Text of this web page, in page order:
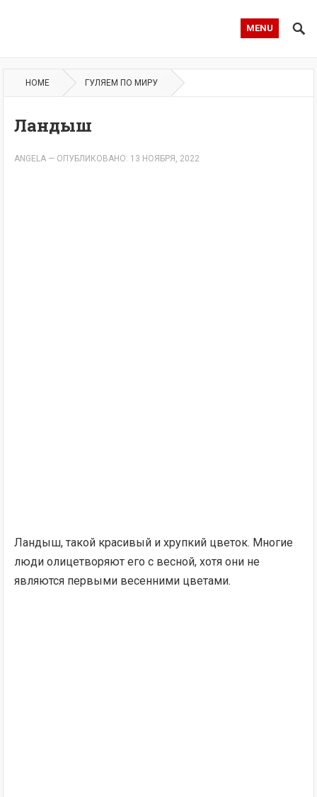
MENU
HOME ГУЛЯЕМ ПО МИРУ
Ландыш
ANGELA — ОПУБЛИКОВАНО: 13 НОЯБРЯ, 2022
Ландыш, такой красивый и хрупкий цветок. Многие
люди олицетворяют его с весной, хотя они не
являются первыми весенними цветами.